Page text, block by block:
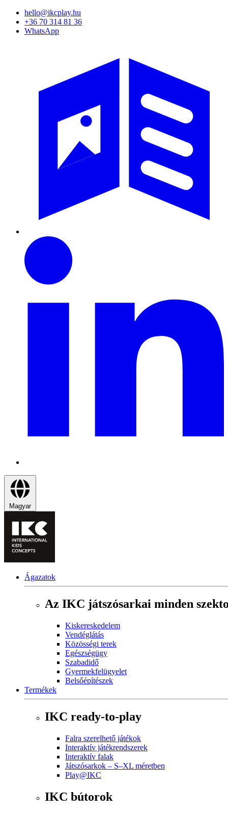
Ugrás
tartalomra
hello@ikcplay.hu
+36 70 314 81 36
WhatsApp
Magyar
Ágazatok
Az IKC játszósarkai minden
Kiskereskedelem
Vendéglátás
Közösségi terek
Egészségügy
Szabadidő
Gyermekfelügyelet
Belsőépítészek
Termékek
IKC ready-to-play
Falra szerelhető játékok
Interaktív játékrendszerek
Interaktív falak
Játszósarkok – S–XL méretben
Play@IKC
IKC bútorok